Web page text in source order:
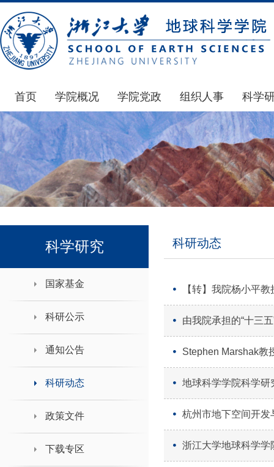
首页 学院概况
学院简介
发展简史
组织机构
师资力量
学院党政
通知公告
学院发文
党委会议纪要
党政联席会议纪要
组织人事
通知公告
博士后管理
人才招聘
年度考核
科学
国家
科研
通知
科研
科学研究
国家基金
科研公示
通知公告
科研动态
政策文件
下载专区
科研动态
【转】我院杨小平
由我院承担的“十三
Stephen Marshak教
地球科学学院科学研
杭州市地下空间开发
浙江大学地球科学学